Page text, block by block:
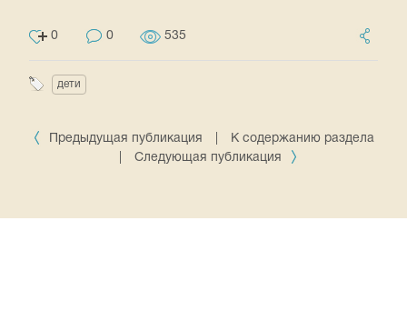
0 0 535
дети
Предыдущая публикация
К содержанию раздела
Следующая публикация